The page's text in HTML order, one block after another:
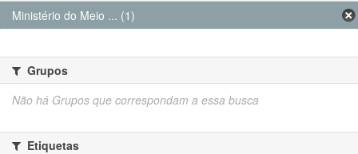
Ministério do Meio ... (1)
Grupos
Não há Grupos que correspondam a essa busca
Etiquetas